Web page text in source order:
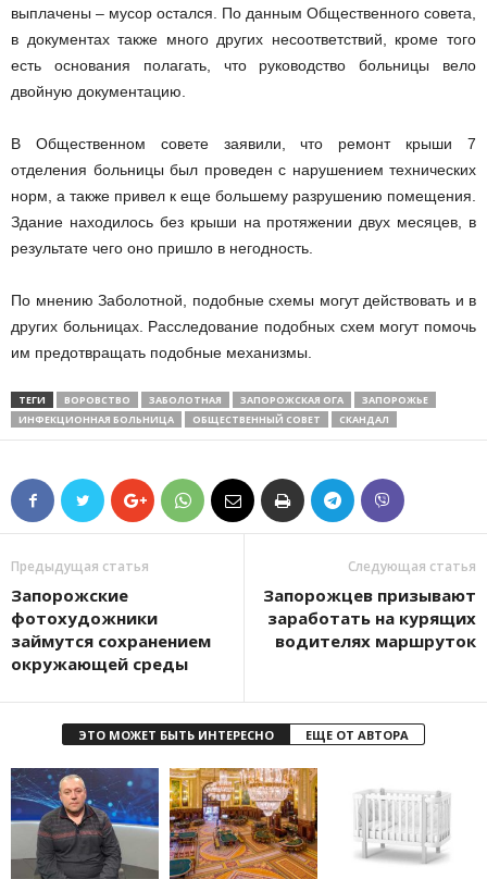
выплачены – мусор остался. По данным Общественного совета,
в документах также много других несоответствий, кроме того
есть основания полагать, что руководство больницы вело
двойную документацию.
В Общественном совете заявили, что ремонт крыши 7
отделения больницы был проведен с нарушением технических
норм, а также привел к еще большему разрушению помещения.
Здание находилось без крыши на протяжении двух месяцев, в
результате чего оно пришло в негодность.
По мнению Заболотной, подобные схемы могут действовать и в
других больницах. Расследование подобных схем могут помочь
им предотвращать подобные механизмы.
ТЕГИ ВОРОВСТВО ЗАБОЛОТНАЯ ЗАПОРОЖСКАЯ ОГА
ЗАПОРОЖЬЕ
ИНФЕКЦИОННАЯ БОЛЬНИЦА
ОБЩЕСТВЕННЫЙ СОВЕТ СКАНДАЛ
Предыдущая статья
Запорожские
фотохудожники
займутся сохранением
окружающей среды
Следующая статья
Запорожцев призывают
заработать на курящих
водителях маршруток
ЭТО МОЖЕТ БЫТЬ ИНТЕРЕСНО ЕЩЕ ОТ АВТОРА